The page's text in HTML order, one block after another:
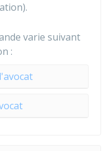
varie suivant
: